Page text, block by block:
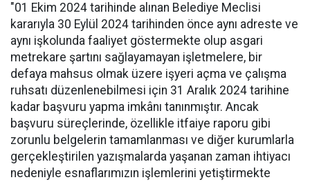
"01 Ekim 2024 tarihinde alınan Belediye Meclisi
kararıyla 30 Eylül 2024 tarihinden önce aynı adreste ve
aynı işkolunda faaliyet göstermekte olup asgari
metrekare şartını sağlayamayan işletmelere, bir
defaya mahsus olmak üzere işyeri açma ve çalışma
ruhsatı düzenlenebilmesi için 31 Aralık 2024 tarihine
kadar başvuru yapma imkânı tanınmıştır. Ancak
başvuru süreçlerinde, özellikle itfaiye raporu gibi
zorunlu belgelerin tamamlanması ve diğer kurumlarla
gerçekleştirilen yazışmalarda yaşanan zaman ihtiyacı
nedeniyle esnaflarımızın işlemlerini yetiştirmekte